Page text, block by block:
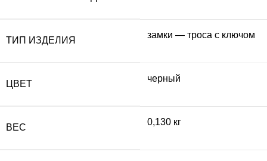
ТИП ИЗДЕЛИЯ
замки — троса с ключом
ЦВЕТ
черный
ВЕС
0,130 кг